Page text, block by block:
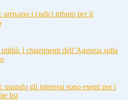
arrivano i codici tributo per il
i chiarimenti dell’Agenzia sulla
gli interessi sono esenti per i
list